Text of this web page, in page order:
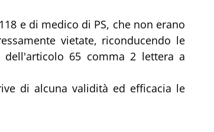
e di medico di PS, che non erano
vietate, riconducendo le
65 comma 2 lettera a
di alcuna validità ed efficacia le